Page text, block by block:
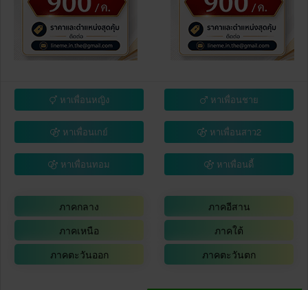
หาเพื่อนหญิง หาเพื่อนชาย
หาเพื่อนเกย์ หาเพื่อนสาว2
หาเพื่อนทอม หาเพื่อนดี้
ภาคกลาง
ภาคอีสาน
ภาคเหนือ
ภาคใต้
ภาคตะวันออก
ภาคตะวันตก